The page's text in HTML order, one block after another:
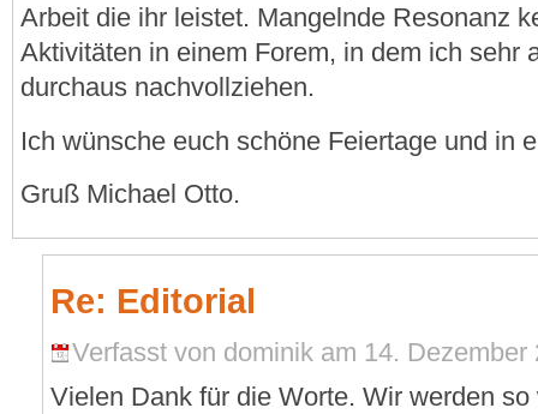
Arbeit die ihr leistet. Mangelnde Resonanz
Aktivitäten in einem Forem, in dem ich sehr
durchaus nachvollziehen.
Ich wünsche euch schöne Feiertage und in
Gruß Michael Otto.
Re: Editorial
Verfasst von dominik am 14. Dezember
Vielen Dank für die Worte. Wir werden